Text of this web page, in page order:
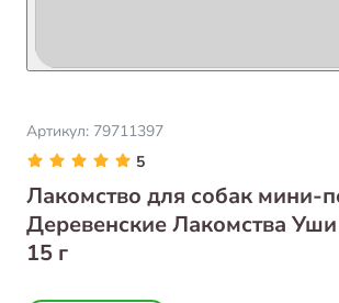
Артикул: 79711397
5
Лакомство для собак мини-
Деревенские Лакомства
15 г